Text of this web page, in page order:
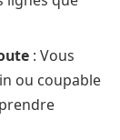
: Vous
ou coupable